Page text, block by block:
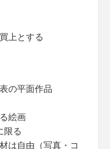
上とする
の平面作品
絵画
限る
は自由（写真・コ